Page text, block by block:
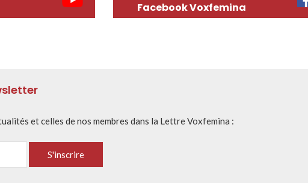
Facebook Voxfemina
et celles de nos membres dans la Lettre Voxfemina :